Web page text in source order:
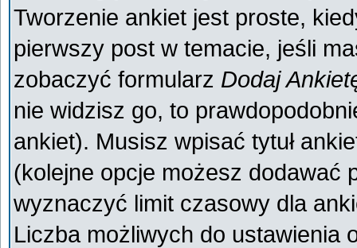
Tworzenie ankiet jest proste,
pierwszy post w temacie, jeśli
zobaczyć formularz Dodaj
nie widzisz go, to
ankiet). Musisz wpisać tytuł
(kolejne opcje możesz dodawać
wyznaczyć limit czasowy dla
Liczba możliwych do ustawienia